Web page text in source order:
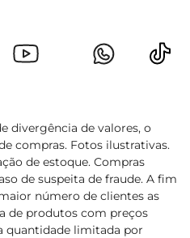
divergência de valores, o
compras. Fotos ilustrativas.
de estoque. Compras
de suspeita de fraude. A fim
número de clientes as
de produtos com preços
quantidade limitada por